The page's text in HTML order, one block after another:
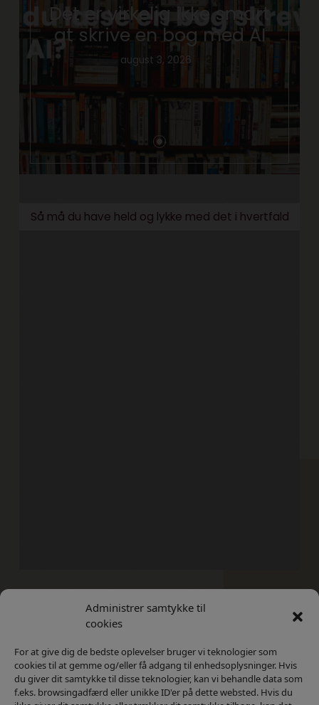
Administrer samtykke til
cookies
For at give dig de bedste oplevelser bruger vi teknologier som
cookies til at gemme og/eller få adgang til enhedsoplysninger. Hvis
du giver dit samtykke til disse teknologier, kan vi behandle data som
f.eks. browsingadfærd eller unikke ID'er på dette websted. Hvis du
Det er virkelig ikke smart
at skrive en bog med AI
august 3, 2026
Så må du have held og lykke med det i hvertfald
Kontakt